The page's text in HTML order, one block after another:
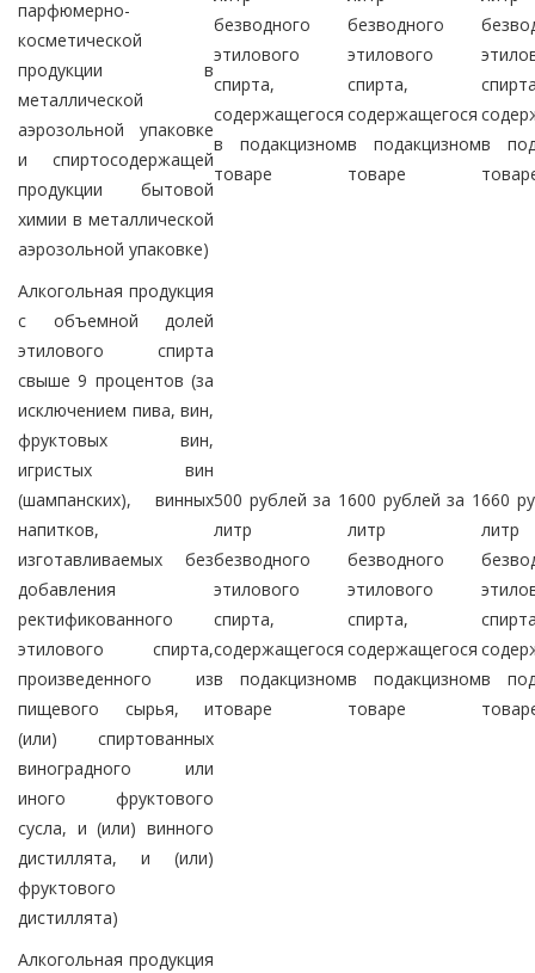
парфюмерно-
косметической
продукции в
металлической
аэрозольной упаковке
и спиртосодержащей
продукции бытовой
химии в металлической
аэрозольной упаковке)
безводного
этилового
спирта,
содержащегося
в подакцизном
товаре
безводного
этилового
спирта,
содержащегося
в подакцизном
товаре
в
Алкогольная продукция
с объемной долей
этилового спирта
свыше 9 процентов (за
исключением пива, вин,
фруктовых вин,
игристых вин
(шампанских), винных
напитков,
изготавливаемых без
добавления
ректификованного
этилового спирта,
произведенного из
пищевого сырья, и
(или) спиртованных
виноградного или
иного фруктового
сусла, и (или) винного
дистиллята, и (или)
фруктового
дистиллята)
500 рублей за 1
литр
безводного
этилового
спирта,
содержащегося
в подакцизном
товаре
600 рублей за 1
литр
безводного
этилового
спирта,
содержащегося
в подакцизном
товаре
660
литр
в
Алкогольная продукция